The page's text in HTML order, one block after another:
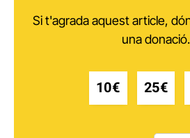
Si t'agrada aquest article,
una donació.
10€ 25€